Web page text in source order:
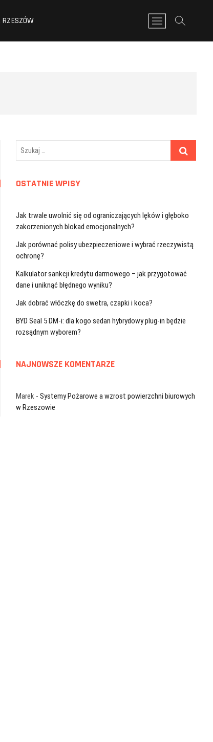
P
r
z
u
Szukaj
OSTATNIE WPISY
Jak trwale uwolnić się od ograniczających lęków i głęboko
zakorzenionych blokad emocjonalnych?
Jak porównać polisy ubezpieczeniowe i wybrać rzeczywistą
ochronę?
Kalkulator sankcji kredytu darmowego – jak przygotować
dane i uniknąć błędnego wyniku?
Jak dobrać włóczkę do swetra, czapki i koca?
BYD Seal 5 DM-i: dla kogo sedan hybrydowy plug-in będzie
rozsądnym wyborem?
NAJNOWSZE KOMENTARZE
Marek - Systemy Pożarowe a wzrost powierzchni biurowych
w Rzeszowie